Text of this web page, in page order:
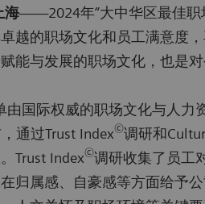
海——2024年“大中华区最佳职
越的职场文化和员工满意度
能与发展的职场文化，也是
由国际权威的职场文化与人
通过Trust Index©调研和
Trust Index©调研收集了员工
归属感、自豪感等方面给予